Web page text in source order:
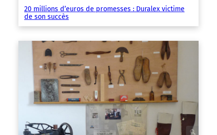
20 millions d’euros de promesses : Duralex victime
de son succès